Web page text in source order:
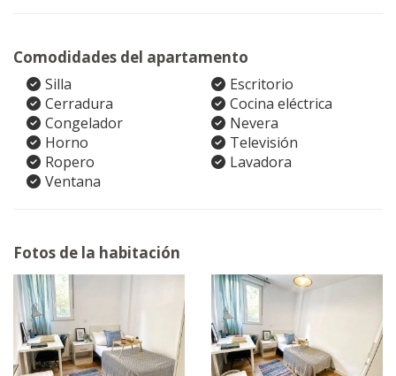
Comodidades del apartamento
Silla
Escritorio
Cerradura
Cocina eléctrica
Congelador
Nevera
Horno
Televisión
Ropero
Lavadora
Ventana
Fotos de la habitación